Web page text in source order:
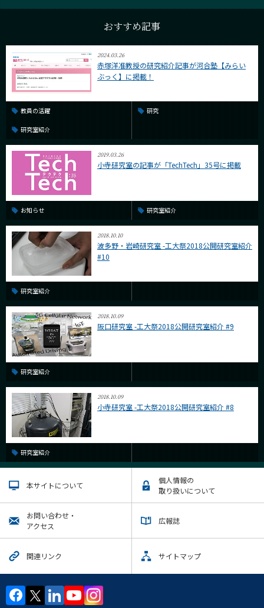
おすすめ記事
2024.03.26
赤塚洋准教授の研究紹介記事が河合塾【みらい
ぶっく】に掲載！
教員の活躍 研究
研究室紹介
2019.03.26
小寺研究室の記事が「TechTech」35号に掲載
お知らせ 研究室紹介
2018.10.10
波多野・岩崎研究室 -工大祭2018公開研究室紹介
#10
研究室紹介
2018.10.09
阪口研究室 -工大祭2018公開研究室紹介 #9
研究室紹介
2018.10.09
小寺研究室 -工大祭2018公開研究室紹介 #8
研究室紹介
本サイトについて
個人情報の
取り扱いについて
お問い合わせ・
アクセス
広報誌
関連リンク サイトマップ